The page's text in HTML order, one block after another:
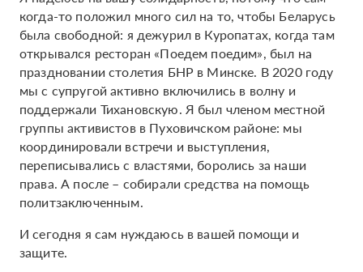
когда-то положил много сил на то, чтобы Беларусь
была свободной: я дежурил в Куропатах, когда там
открывался ресторан «Поедем поедим», был на
праздновании столетия БНР в Минске. В 2020 году
мы с супругой активно включились в волну и
поддержали Тихановскую. Я был членом местной
группы активистов в Пуховичском районе: мы
координировали встречи и выступления,
переписывались с властями, боролись за наши
права. А после – собирали средства на помощь
политзаключенным.
И сегодня я сам нуждаюсь в вашей помощи и
защите.